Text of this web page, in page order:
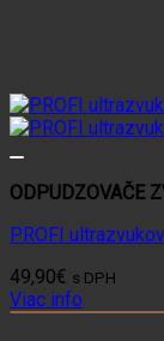
ODPUDZOVAČE
PROFI
49,90€ s DPH
Viac info